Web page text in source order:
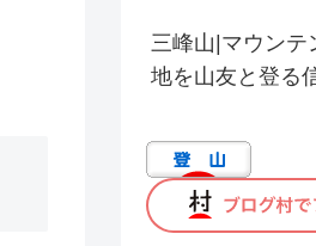
三峰山|マウンテ
地を山友と登る